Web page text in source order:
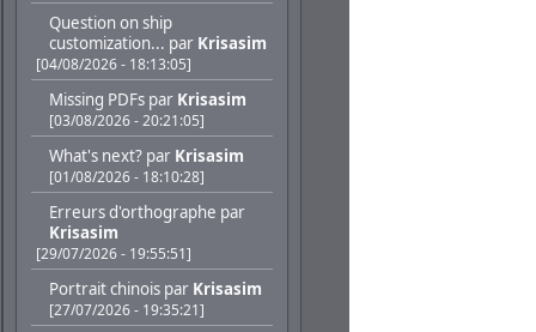
Question on ship
customization... par Krisasim
[04/08/2026 - 18:13:05]
Missing PDFspar Krisasim
[03/08/2026 - 20:21:05]
What's next?par Krisasim
[01/08/2026 - 18:10:28]
Erreurs d'orthographe par
Krisasim
[29/07/2026 - 19:55:51]
Portrait chinoispar Krisasim
[27/07/2026 - 19:35:21]